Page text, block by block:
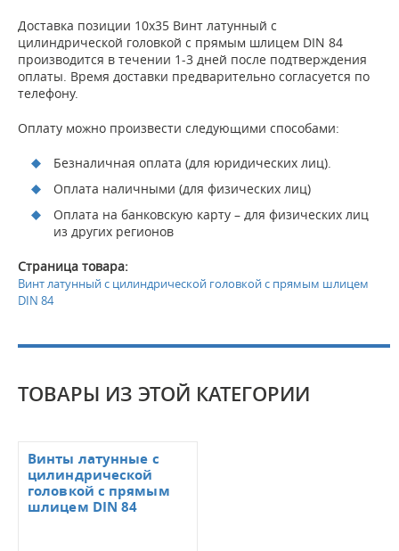
Доставка позиции 10х35 Винт латунный с
цилиндрической головкой с прямым шлицем DIN 84
производится в течении 1-3 дней после подтверждения
оплаты. Время доставки предварительно согласуется по
телефону.
Оплату можно произвести следующими способами:
Безналичная оплата (для юридических лиц).
Оплата наличными (для физических лиц)
Оплата на банковскую карту – для физических лиц
из других регионов
Страница товара:
Винт латунный с цилиндрической головкой с прямым шлицем
DIN 84
ТОВАРЫ ИЗ ЭТОЙ КАТЕГОРИИ
Винты латунные с
цилиндрической
головкой с прямым
шлицем DIN 84